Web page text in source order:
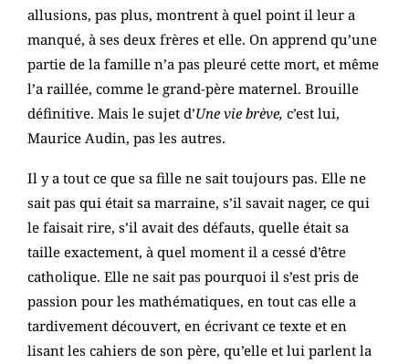
allusions, pas plus, montrent à quel point il leur a
manqué, à ses deux frères et elle. On apprend qu’une
partie de la famille n’a pas pleuré cette mort, et même
l’a raillée, comme le grand-père maternel. Brouille
définitive. Mais le sujet d’Une vie brève, c’est lui,
Maurice Audin, pas les autres.
Il y a tout ce que sa fille ne sait toujours pas. Elle ne
sait pas qui était sa marraine, s’il savait nager, ce qui
le faisait rire, s’il avait des défauts, quelle était sa
taille exactement, à quel moment il a cessé d’être
catholique. Elle ne sait pas pourquoi il s’est pris de
passion pour les mathématiques, en tout cas elle a
tardivement découvert, en écrivant ce texte et en
lisant les cahiers de son père, qu’elle et lui parlent la